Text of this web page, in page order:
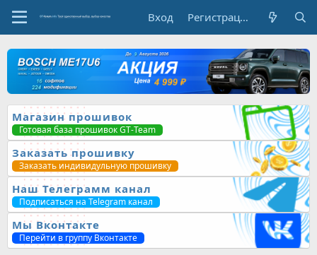
Вход Регистрация
Магазин прошивок
Готовая база прошивок GT-Team
Заказать прошивку
Заказать индивидульную прошивку
Наш Телеграмм канал
Подписаться на Telegram канал
Мы Вконтакте
Перейти в группу Вконтакте